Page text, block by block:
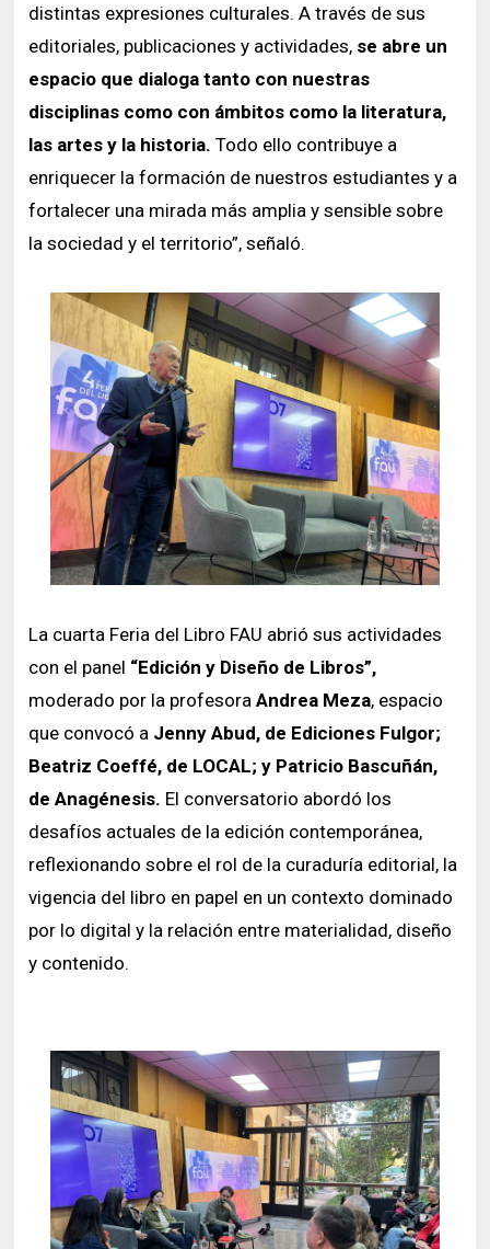
distintas expresiones culturales. A través de sus
editoriales, publicaciones y actividades, se abre un
espacio que dialoga tanto con nuestras
disciplinas como con ámbitos como la literatura,
las artes y la historia. Todo ello contribuye a
enriquecer la formación de nuestros estudiantes y a
fortalecer una mirada más amplia y sensible sobre
la sociedad y el territorio”, señaló.
La cuarta Feria del Libro FAU abrió sus actividades
con el panel “Edición y Diseño de Libros”,
moderado por la profesora Andrea Meza, espacio
que convocó a Jenny Abud, de Ediciones Fulgor;
Beatriz Coeffé, de LOCAL; y Patricio Bascuñán,
de Anagénesis. El conversatorio abordó los
desafíos actuales de la edición contemporánea,
reflexionando sobre el rol de la curaduría editorial, la
vigencia del libro en papel en un contexto dominado
por lo digital y la relación entre materialidad, diseño
y contenido.